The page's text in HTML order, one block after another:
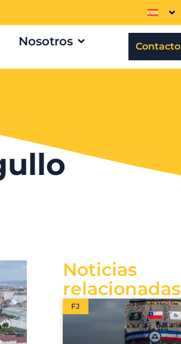
Nosotros Contacto
Noticias
relacionadas
FJ